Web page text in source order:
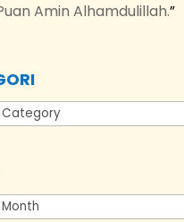
Amin Alhamdulillah.”